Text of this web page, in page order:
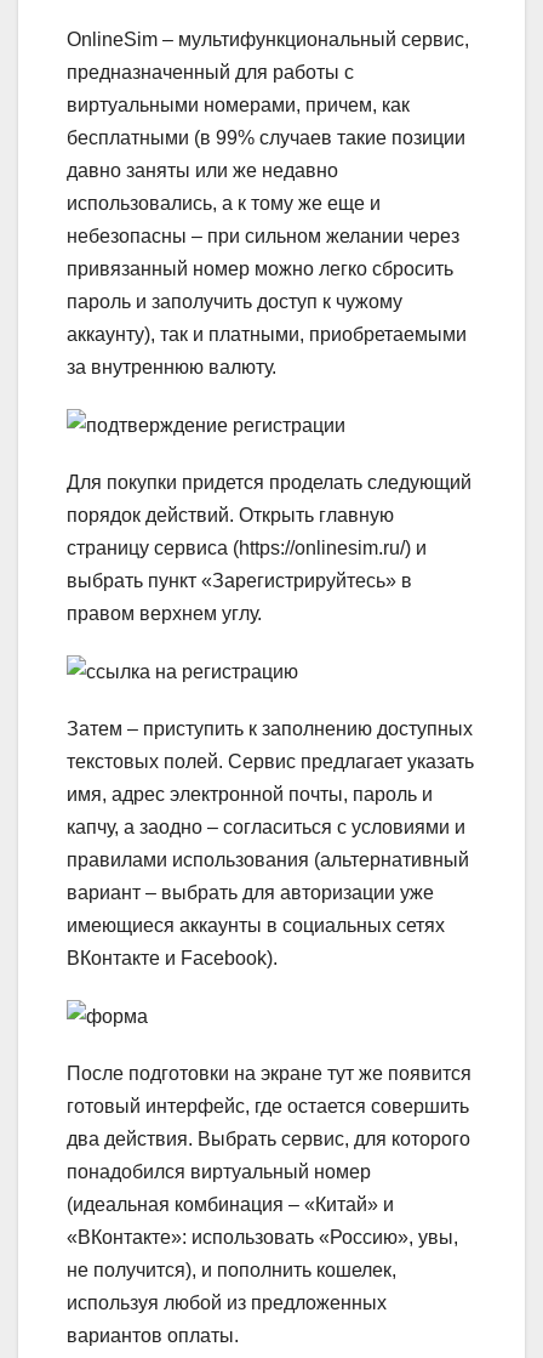
OnlineSim – мультифункциональный сервис,
предназначенный для работы с
виртуальными номерами, причем, как
бесплатными (в 99% случаев такие позиции
давно заняты или же недавно
использовались, а к тому же еще и
небезопасны – при сильном желании через
привязанный номер можно легко сбросить
пароль и заполучить доступ к чужому
аккаунту), так и платными, приобретаемыми
за внутреннюю валюту.
Для покупки придется проделать следующий
порядок действий. Открыть главную
страницу сервиса (https://onlinesim.ru/) и
выбрать пункт «Зарегистрируйтесь» в
правом верхнем углу.
Затем – приступить к заполнению доступных
текстовых полей. Сервис предлагает указать
имя, адрес электронной почты, пароль и
капчу, а заодно – согласиться с условиями и
правилами использования (альтернативный
вариант – выбрать для авторизации уже
имеющиеся аккаунты в социальных сетях
ВКонтакте и Facebook).
После подготовки на экране тут же появится
готовый интерфейс, где остается совершить
два действия. Выбрать сервис, для которого
понадобился виртуальный номер
(идеальная комбинация – «Китай» и
«ВКонтакте»: использовать «Россию», увы,
не получится), и пополнить кошелек,
используя любой из предложенных
вариантов оплаты.